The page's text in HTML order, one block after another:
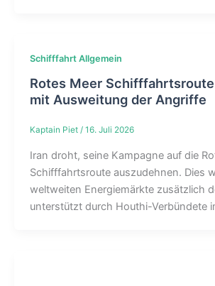
Schifffahrt Allgemein
Rotes Meer
mit Ausweitung der Angriffe
Kaptain Piet / 16. Juli 2026
Iran droht, seine Kampagne auf die
Schifffahrtsroute auszudehnen. Dies
weltweiten Energiemärkte zusätzlich
unterstützt durch Houthi-Verbündete